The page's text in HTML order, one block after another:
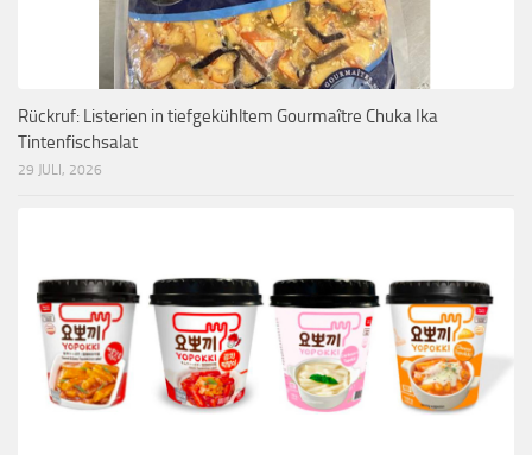
Rückruf: Listerien in tiefgekühltem Gourmaître Chuka Ika
Tintenfischsalat
29 JULI, 2026